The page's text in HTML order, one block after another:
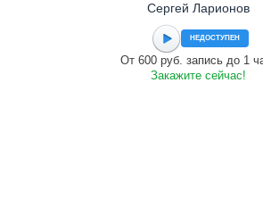
Сергей Ларионов
НЕДОСТУПЕН
От 600 руб. запись до 1
Закажите сейчас!